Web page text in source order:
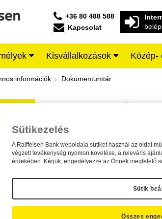
+36 80 488 588
Kapcsolat
Kisvállalkozások Közép-
- Raiffeisen BANK
információk Dokumentumtár
A dokumentum kereséséhez kérjük,
Sütikezelés
A Raiffeisen Bank weboldala sütiket használ az oldal
végzett tevékenység nyomon követése, a releváns
érdekében. Kérjük, engedélyezze az Önnek megfelelő
Sütik
Összes